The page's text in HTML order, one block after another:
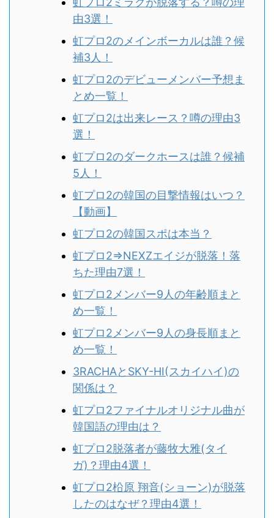
由3選！
虹プロ2のメインボーカルは誰？候
補3人！
虹プロ2のデビューメンバー予想ま
とめ一覧！
虹プロ2は出来レース？噂の理由3
選！
虹プロ2のダークホースは誰？候補
5人！
虹プロ2の韓国の目撃情報はいつ？
【動画】
虹プロ2の韓国スポは本当？
虹プロ2⇒NEXZエイジが脱落！落
ちた理由7選！
虹プロ2メンバー9人の年齢順まと
め一覧！
虹プロ2メンバー9人の身長順まと
め一覧！
3RACHAとSKY-HI(スカイハイ)の
関係は？
虹プロ2ファイナルオリジナル曲が
韓国語の理由は？
虹プロ2脱落者が藤牧大雅(タイ
ガ)？理由4選！
虹プロ2柗原 翔音(ショーン)が脱落
したのはなぜ？理由4選！